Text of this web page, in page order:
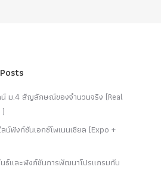
น์ ม.4 สัญลักษณ์ของจำนวนจริง (Real
น์ฟังก์ชันเอกซ์โพเนนเชียล (Expo +
ธ์และฟังก์ชันการพัฒนาโปรแกรมกับ